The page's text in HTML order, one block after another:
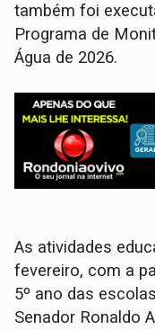
também foi
Programa de
Água de 2026.
As atividades
fevereiro, com a
5º ano das
Senador Ronaldo